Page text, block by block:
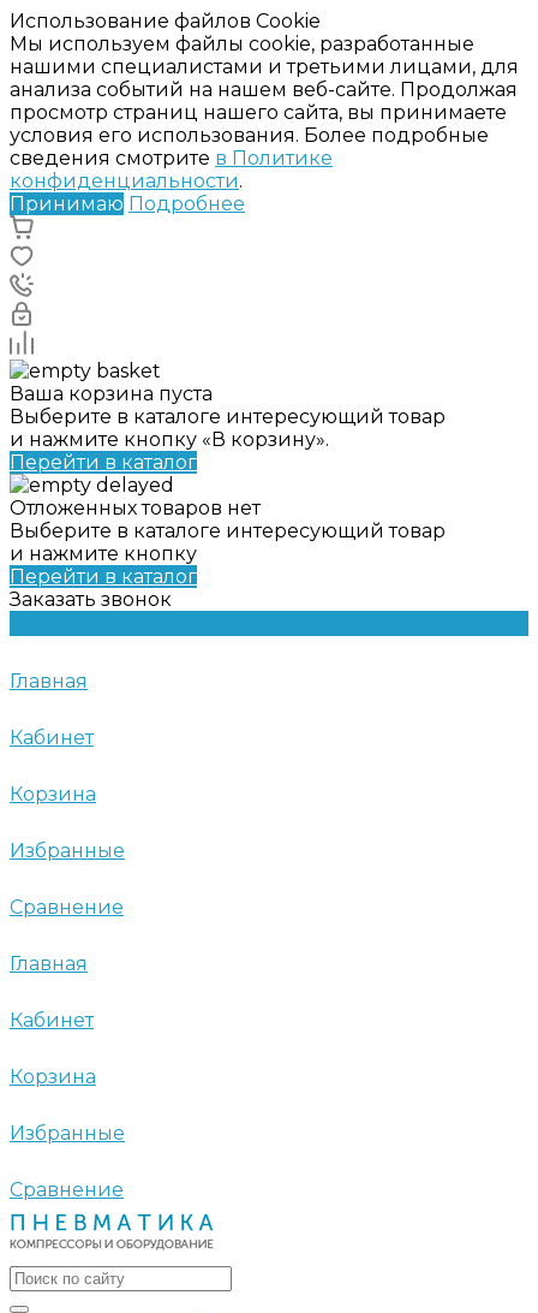
Использование файлов Cookie
Мы используем файлы cookie, разработанные
нашими специалистами и третьими лицами, для
анализа событий на нашем веб-сайте. Продолжая
просмотр страниц нашего сайта, вы принимаете
условия его использования. Более подробные
сведения смотрите в Политике
конфиденциальности.
Принимаю Подробнее
Ваша корзина пуста
Выберите в каталоге интересующий товар
и нажмите кнопку «В корзину».
Перейти в каталог
Отложенных товаров нет
Выберите в каталоге интересующий товар
и нажмите кнопку
Перейти в каталог
Заказать звонок
Главная
Кабинет
Корзина
Избранные
Сравнение
Главная
Кабинет
Корзина
Избранные
Сравнение